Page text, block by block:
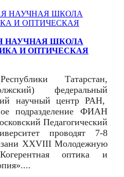
НАУЧНАЯ ШКОЛА
И ОПТИЧЕСКАЯ
Татарстан,
федеральный
научный центр РАН,
подразделение ФИАН
Педагогический
проводят 7-8
XXVIII Молодежную
оптика и